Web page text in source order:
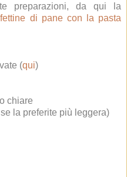
preparazioni, da qui la
fettine di pane con la pasta
(qui)
chiare
la preferite più leggera)